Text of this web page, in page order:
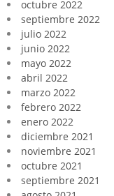
octubre 2022
septiembre 2022
julio 2022
junio 2022
mayo 2022
abril 2022
marzo 2022
febrero 2022
enero 2022
diciembre 2021
noviembre 2021
octubre 2021
septiembre 2021